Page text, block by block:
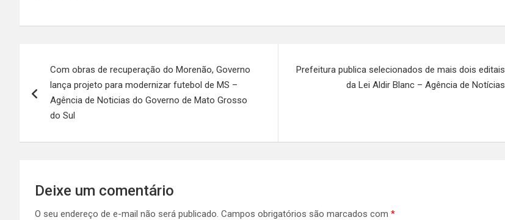
Post
Com obras de recuperação do Morenão, Governo
lança projeto para modernizar futebol de MS –
Agência de Noticias do Governo de Mato Grosso
do Sul
Prefeitura publica selecionados de mais dois editais
da Lei Aldir Blanc – Agência de Notícias
Deixe um comentário
O seu endereço de e-mail não será publicado. Campos obrigatórios são marcados com *